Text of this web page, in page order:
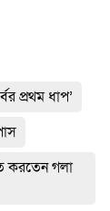
প্রথম ধাপ’
করতেন গলা